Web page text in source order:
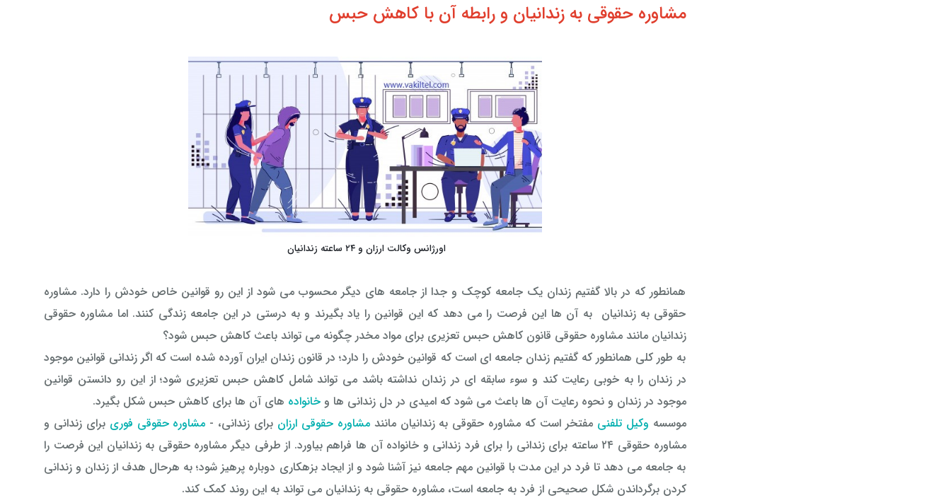
مشاوره حقوقی به زندانیان و رابطه آن با کاهش حبس
اورژانس وکالت ارزان و ۲۴ ساعته زندانیان
همانطور که در بالا گفتیم زندان یک جامعه کوچک و جدا از جامعه های دیگر محسوب می شود از این رو قوانین خاص خودش را دارد. مشاوره
حقوقی به زندانیان به آن ها این فرصت را می دهد که این قوانین را یاد بگیرند و به درستی در این جامعه زندگی کنند. اما مشاوره حقوقی
زندانیان مانند مشاوره حقوقی قانون کاهش حبس تعزیری برای مواد مخدر چگونه می تواند باعث کاهش حبس شود؟
به طور کلی همانطور که گفتیم زندان جامعه ای است که قوانین خودش را دارد؛ در قانون زندان ایران آورده شده است که اگر زندانی قوانین موجود
در زندان را به خوبی رعایت کند و سوء سابقه ای در زندان نداشته باشد می تواند شامل کاهش حبس تعزیری شود؛ از این رو دانستن قوانین
موجود در زندان و نحوه رعایت آن ها باعث می شود که امیدی در دل زندانی ها وخانواده های آن ها برای کاهش حبس شکل بگیرد.
موسسه وکیل تلفنی مفتخر است که مشاوره حقوقی به زندانیان مانندمشاوره حقوقی ارزان برای زندانی، - مشاوره حقوقی فوری برای زندانی و
مشاوره حقوقی ۲۴ ساعته برای زندانی را برای فرد زندانی و خانواده آن ها فراهم بیاورد. از طرفی دیگر مشاوره حقوقی به زندانیان این فرصت را
به جامعه می دهد تا فرد در این مدت با قوانین مهم جامعه نیز آشنا شود و از ایجاد بزهکاری دوباره پرهیز شود؛ به هرحال هدف از زندان و زندانی
کردن برگرداندن شکل صحیحی از فرد به جامعه است، مشاوره حقوقی به زندانیان می تواند به این روند کمک کند.